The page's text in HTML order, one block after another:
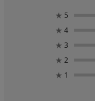
★ 5
★ 4
★ 3
★ 2
★ 1